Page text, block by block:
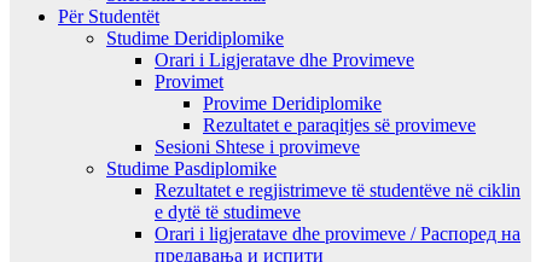
Për Studentët
Studime Deridiplomike
Orari i Ligjeratave dhe Provimeve
Provimet
Provime Deridiplomike
Rezultatet e paraqitjes së provimeve
Sesioni Shtese i provimeve
Studime Pasdiplomike
Rezultatet e regjistrimeve të studentëve në ciklin
e dytë të studimeve
Orari i ligjeratave dhe provimeve / Распоред на
предавањa и испити